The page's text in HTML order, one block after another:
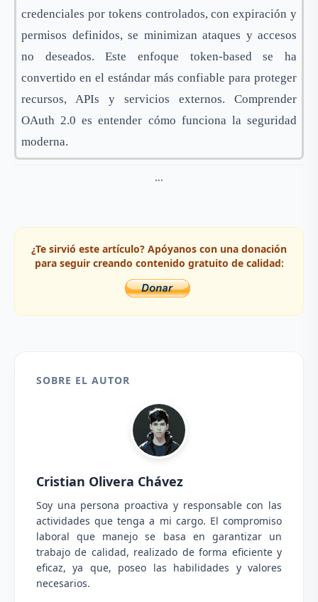
credenciales por tokens controlados, con expiración y
permisos definidos, se minimizan ataques y accesos
no deseados. Este enfoque token-based se ha
convertido en el estándar más confiable para proteger
recursos, APIs y servicios externos. Comprender
OAuth 2.0 es entender cómo funciona la seguridad
moderna.
...
¿Te sirvió este artículo? Apóyanos con una donación
para seguir creando contenido gratuito de calidad:
SOBRE EL AUTOR
Cristian Olivera Chávez
Soy una persona proactiva y responsable con las
actividades que tenga a mi cargo. El compromiso
laboral que manejo se basa en garantizar un
trabajo de calidad, realizado de forma eficiente y
eficaz, ya que, poseo las habilidades y valores
necesarios.